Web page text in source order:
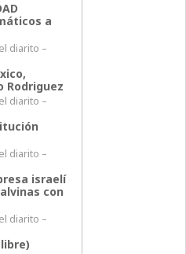
a
diarito –
Rodriguez
diarito –
diarito –
israelí
con
diarito –